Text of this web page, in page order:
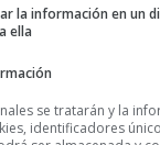
la información en un
ella
se tratarán y la
identificadores